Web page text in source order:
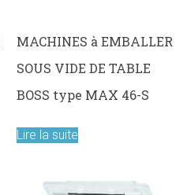
MACHINES à EMBALLER
SOUS VIDE DE TABLE
BOSS type MAX 46-S
Lire la suite